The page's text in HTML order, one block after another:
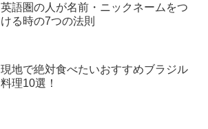
英語圏の人が名前・ニックネームをつ
ける時の7つの法則
現地で絶対食べたいおすすめブラジル
料理10選！